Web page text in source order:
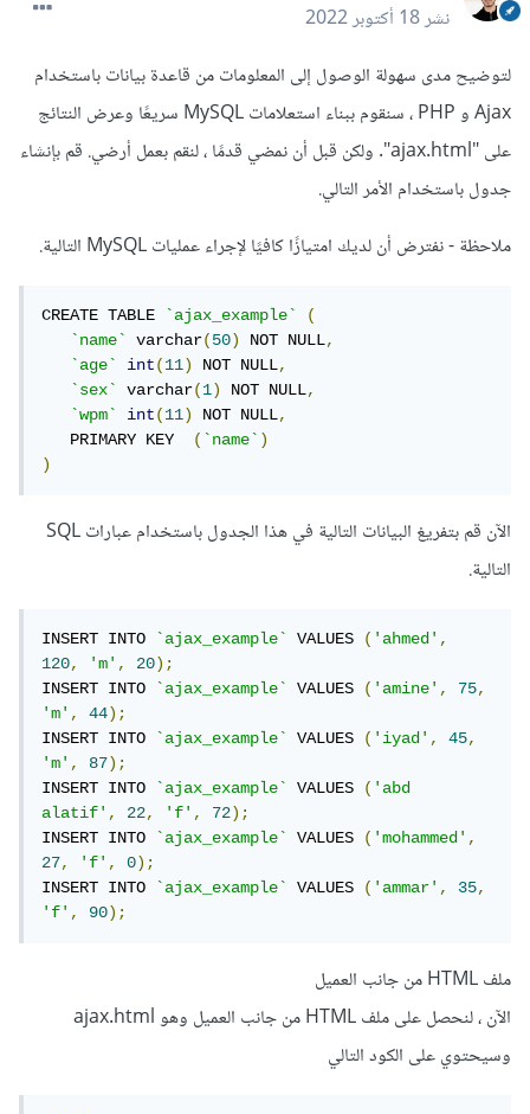
نشر18 أكتوبر 2022
لتوضيح مدى سهولة الوصول إلى المعلومات من قاعدة بيانات باستخدام
Ajax و PHP ، سنقوم ببناء استعلامات MySQL سريعًا وعرض النتائج
على "ajax.html". ولكن قبل أن نمضي قدمًا ، لنقم بعمل أرضي. قم بإنشاء
جدول باستخدام الأمر التالي.
ملاحظة - نفترض أن لديك امتيازًا كافيًا لإجراء عمليات MySQL التالية.
CREATE TABLE `ajax_example`
(
`name`
varchar(50) NOT NULL,
`age`
int(11) NOT NULL,
`sex`
varchar(1) NOT NULL,
`wpm`
int(11) NOT NULL,
   PRIMARY KEY
(`name`)
)
الآن قم بتفريغ البيانات التالية في هذا الجدول باستخدام عبارات SQL
التالية.
INSERT INTO `ajax_example` VALUES ('ahmed',
120, 'm', 20);
INSERT INTO `ajax_example` VALUES ('amine', 75,
'm', 44);
INSERT INTO `ajax_example` VALUES ('iyad', 45,
'm', 87);
INSERT INTO `ajax_example` VALUES ('abd
alatif', 22, 'f', 72);
INSERT INTO `ajax_example` VALUES ('mohammed',
27, 'f', 0);
INSERT INTO `ajax_example` VALUES ('ammar', 35,
'f', 90);
ملف HTML من جانب العميل
الآن ، لنحصل على ملف HTML من جانب العميل وهو ajax.html
وسيحتوي على الكود التالي